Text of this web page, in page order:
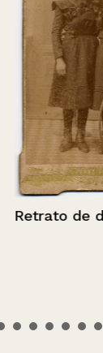
Retrato de